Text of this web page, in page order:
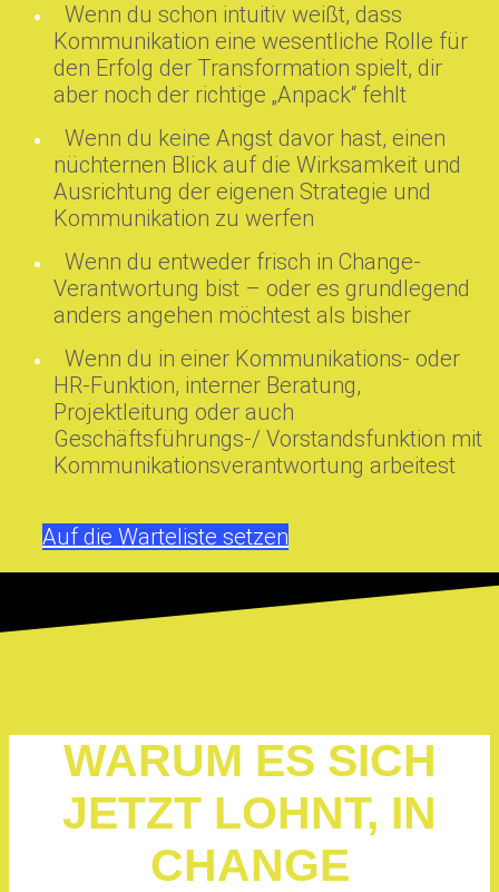
Wenn du schon intuitiv weißt, dass
Kommunikation eine wesentliche Rolle für
den Erfolg der Transformation spielt, dir
aber noch der richtige „Anpack“ fehlt
Wenn du keine Angst davor hast, einen
nüchternen Blick auf die Wirksamkeit und
Ausrichtung der eigenen Strategie und
Kommunikation zu werfen
Wenn du entweder frisch in Change-
Verantwortung bist – oder es grundlegend
anders angehen möchtest als bisher
Wenn du in einer Kommunikations- oder
HR-Funktion, interner Beratung,
Projektleitung oder auch
Geschäftsführungs-/ Vorstandsfunktion mit
Kommunikationsverantwortung arbeitest
Auf die Warteliste setzen
WARUM ES SICH
JETZT LOHNT, IN
CHANGE